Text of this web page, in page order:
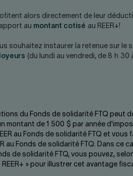
alors directement de leur
au montant cotisé au REER+!
souhaitez instaurer la retenue sur le
(du lundi au vendredi, de 8 h
du Fonds de solidarité FTQ peut
montant de 1 500 $ par année
au Fonds de solidarité FTQ et
au Fonds de solidarité FTQ. Dans
de solidarité FTQ, vous pouvez,
» pour illustrer cet avantage